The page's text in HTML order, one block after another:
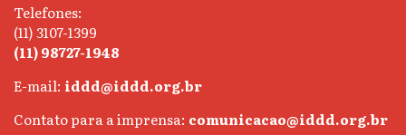
Telefones:
(11) 3107-1399
(11) 98727-1948
E-mail: iddd@iddd.org.br
Contato para a imprensa: comunicacao@iddd.org.br